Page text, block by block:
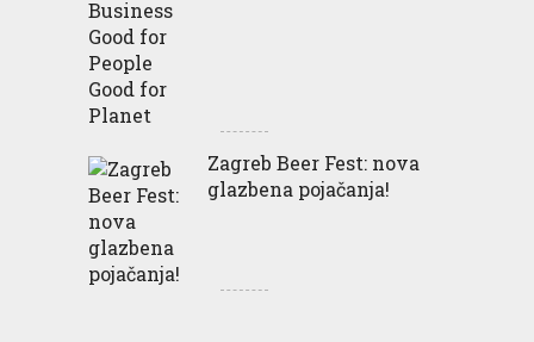
Zagreb Beer Fest: nova
glazbena pojačanja!